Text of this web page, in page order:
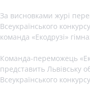
За висновками журі
Всеукраїнського
команда «Екодрузі»
Команда-переможець
представить Львівську
Всеукраїнського